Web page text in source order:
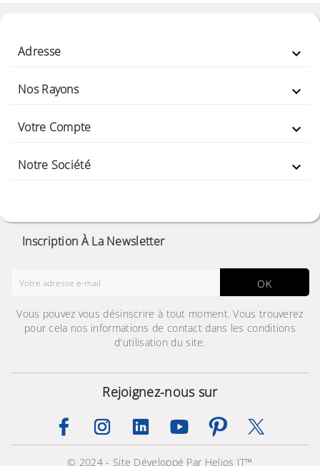
Adresse 
Nos Rayons 
Votre Compte 
Notre Société 
Inscription À La Newsletter
OK
Vous pouvez vous désinscrire à tout moment. Vous trouverez
pour cela nos informations de contact dans les conditions
d'utilisation du site.
Rejoignez-nous sur
© 2024 - Site Développé Par Helios IT™